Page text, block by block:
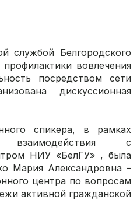
службой Белгородского
вовлечения
посредством сети
дискуссионная
спикера, в рамках
взаимодействия с
НИУ «БелГУ» , была
Мария Александровна –
центра по вопросам
активной гражданской